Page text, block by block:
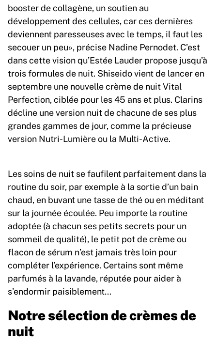
booster de collagène, un soutien au
développement des cellules, car ces dernières
deviennent paresseuses avec le temps, il faut les
secouer un peu», précise Nadine Pernodet. C’est
dans cette vision qu’Estée Lauder propose jusqu’à
trois formules de nuit. Shiseido vient de lancer en
septembre une nouvelle crème de nuit Vital
Perfection, ciblée pour les 45 ans et plus. Clarins
décline une version nuit de chacune de ses plus
grandes gammes de jour, comme la précieuse
version Nutri-Lumière ou la Multi-Active.
Les soins de nuit se faufilent parfaitement dans la
routine du soir, par exemple à la sortie d’un bain
chaud, en buvant une tasse de thé ou en méditant
sur la journée écoulée. Peu importe la routine
adoptée (à chacun ses petits secrets pour un
sommeil de qualité), le petit pot de crème ou
flacon de sérum n’est jamais très loin pour
compléter l’expérience. Certains sont même
parfumés à la lavande, réputée pour aider à
s’endormir paisiblement…
Notre sélection de crèmes de
nuit